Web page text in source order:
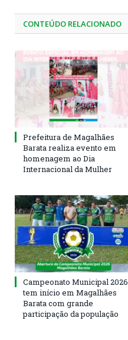
CONTEÚDO RELACIONADO
Prefeitura de Magalhães
Barata realiza evento em
homenagem ao Dia
Internacional da Mulher
Campeonato Municipal 2026
tem início em Magalhães
Barata com grande
participação da população